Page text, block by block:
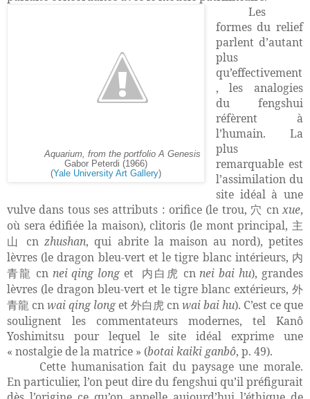
Aquarium, from the portfolio A Genesis
Gabor Peterdi (1966)
(Yale University Art Gallery)
Les
formes du relief
parlent d’autant
plus
qu’effectivement
, les analogies
du fengshui
réfèrent à
l’humain. La
plus
remarquable est
l’assimilation du
site idéal à une
vulve dans tous ses attributs : orifice (le trou, 穴 cnxue,
où sera édifiée la maison), clitoris (le mont principal, 主
山
cnzhushan, qui abrite la maison au nord), petites
lèvres (le dragon bleu-vert et le tigre blanc intérieurs, 内
青龍 cn nei qing long et 内白虎 cnnei bai hu), grandes
lèvres (le dragon bleu-vert et le tigre blanc extérieurs, 外
青龍 cnwai qing longet 外白虎 cnwai bai hu). C’est ce que
soulignent les commentateurs modernes, tel Kanô
Yoshimitsu pour lequel le site idéal exprime une
« nostalgie de la matrice » (botai kaiki ganbô, p. 49).
Cette humanisation fait du paysage une morale.
En particulier, l’on peut dire du fengshui qu’il préfigurait